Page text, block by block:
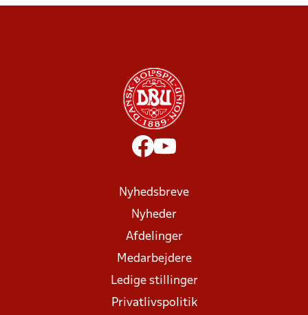
Nyhedsbreve
Nyheder
Afdelinger
Medarbejdere
Ledige stillinger
Privatlivspolitik